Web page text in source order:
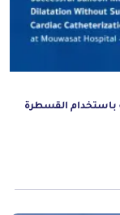
باستخدام القسطرة